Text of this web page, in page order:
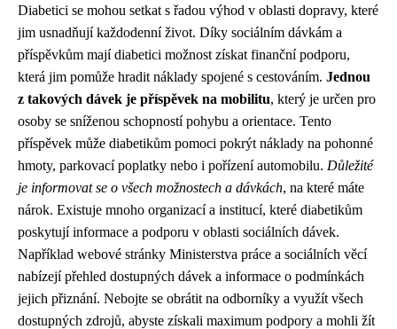
Diabetici se mohou setkat s řadou výhod v oblasti dopravy, které
jim usnadňují každodenní život. Díky sociálním dávkám a
příspěvkům mají diabetici možnost získat finanční podporu,
která jim pomůže hradit náklady spojené s cestováním. Jednou
z takových dávek je příspěvek na mobilitu, který je určen pro
osoby se sníženou schopností pohybu a orientace. Tento
příspěvek může diabetikům pomoci pokrýt náklady na pohonné
hmoty, parkovací poplatky nebo i pořízení automobilu. Důležité
je informovat se o všech možnostech a dávkách, na které máte
nárok. Existuje mnoho organizací a institucí, které diabetikům
poskytují informace a podporu v oblasti sociálních dávek.
Například webové stránky Ministerstva práce a sociálních věcí
nabízejí přehled dostupných dávek a informace o podmínkách
jejich přiznání. Nebojte se obrátit na odborníky a využít všech
dostupných zdrojů, abyste získali maximum podpory a mohli žít